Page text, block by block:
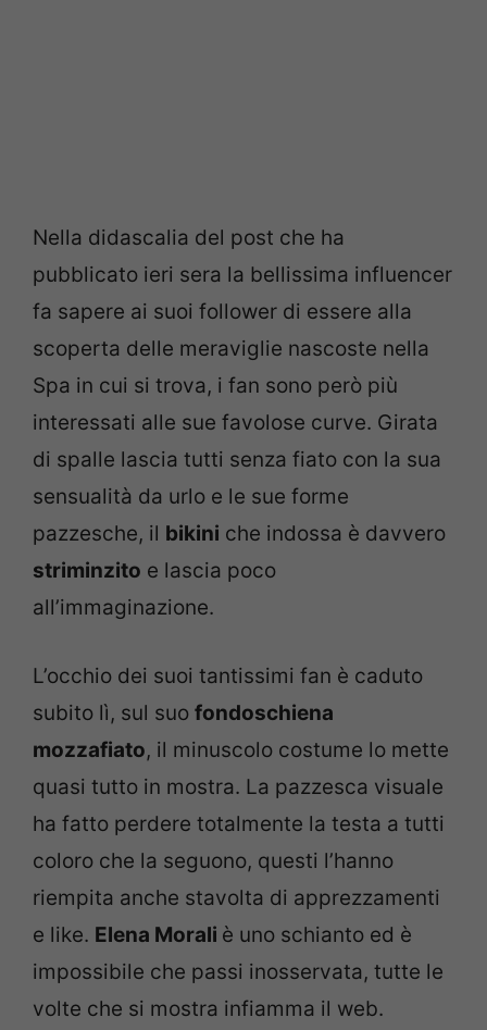
Nella didascalia del post che ha
pubblicato ieri sera la bellissima influencer
fa sapere ai suoi follower di essere alla
scoperta delle meraviglie nascoste nella
Spa in cui si trova, i fan sono però più
interessati alle sue favolose curve. Girata
di spalle lascia tutti senza fiato con la sua
sensualità da urlo e le sue forme
pazzesche, il bikini che indossa è davvero
striminzito e lascia poco
all’immaginazione.
L’occhio dei suoi tantissimi fan è caduto
subito lì, sul suo fondoschiena
mozzafiato, il minuscolo costume lo mette
quasi tutto in mostra. La pazzesca visuale
ha fatto perdere totalmente la testa a tutti
coloro che la seguono, questi l’hanno
riempita anche stavolta di apprezzamenti
e like. Elena Morali è uno schianto ed è
impossibile che passi inosservata, tutte le
volte che si mostra infiamma il web.